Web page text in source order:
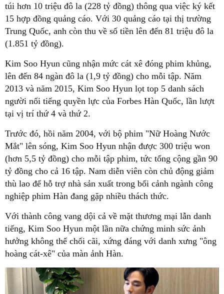
túi hơn 10 triệu đô la (228 tỷ đồng) thông qua việc ký kết
15 hợp đồng quảng cáo. Với 30 quảng cáo tại thị trường
Trung Quốc, anh còn thu về số tiền lên đến 81 triệu đô la
(1.851 tỷ đồng).
Kim Soo Hyun cũng nhận mức cát xê đóng phim khủng,
lên đến 84 ngàn đô la (1,9 tỷ đồng) cho mỗi tập. Năm
2013 và năm 2015, Kim Soo Hyun lọt top 5 danh sách
người nổi tiếng quyền lực của Forbes Hàn Quốc, lần lượt
tại vị trí thứ 4 và thứ 2.
Trước đó, hồi năm 2004, với bộ phim "Nữ Hoàng Nước
Mắt" lên sóng, Kim Soo Hyun nhận được 300 triệu won
(hơn 5,5 tỷ đồng) cho mỗi tập phim, tức tổng cộng gần 90
tỷ đồng cho cả 16 tập. Nam diễn viên còn chủ động giảm
thù lao để hỗ trợ nhà sản xuất trong bối cảnh ngành công
nghiệp phim Hàn đang gặp nhiều thách thức.
Với thành công vang dội cả về mặt thương mại lẫn danh
tiếng, Kim Soo Hyun một lần nữa chứng minh sức ảnh
hưởng không thể chối cãi, xứng đáng với danh xưng "ông
hoàng cát-xê" của màn ảnh Hàn.